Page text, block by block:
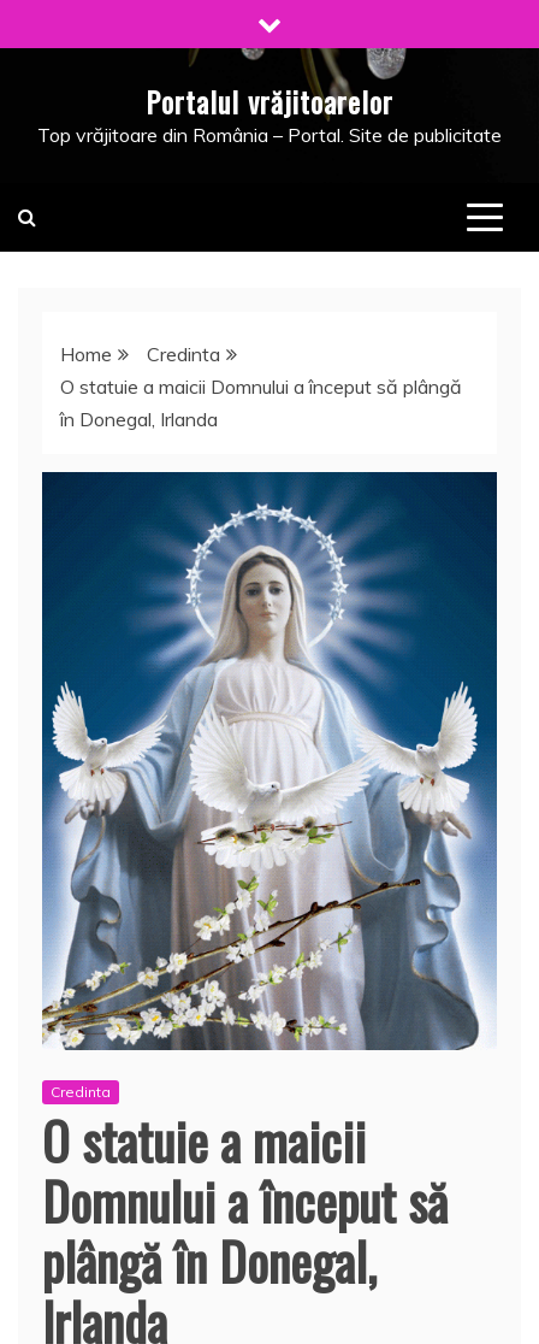
to
Portalul vrăjitoarelor
Top vrăjitoare din România – Portal. Site de publicitate
Home
Credinta
O statuie a maicii Domnului a început să plângă
în Donegal, Irlanda
Credinta
O statuie a maicii
Domnului a început să
plângă în Donegal,
Irlanda